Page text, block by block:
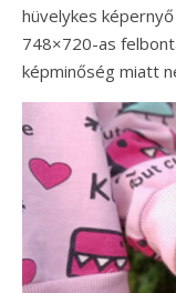
hüvelykes
748×720-as
képminőség miatt